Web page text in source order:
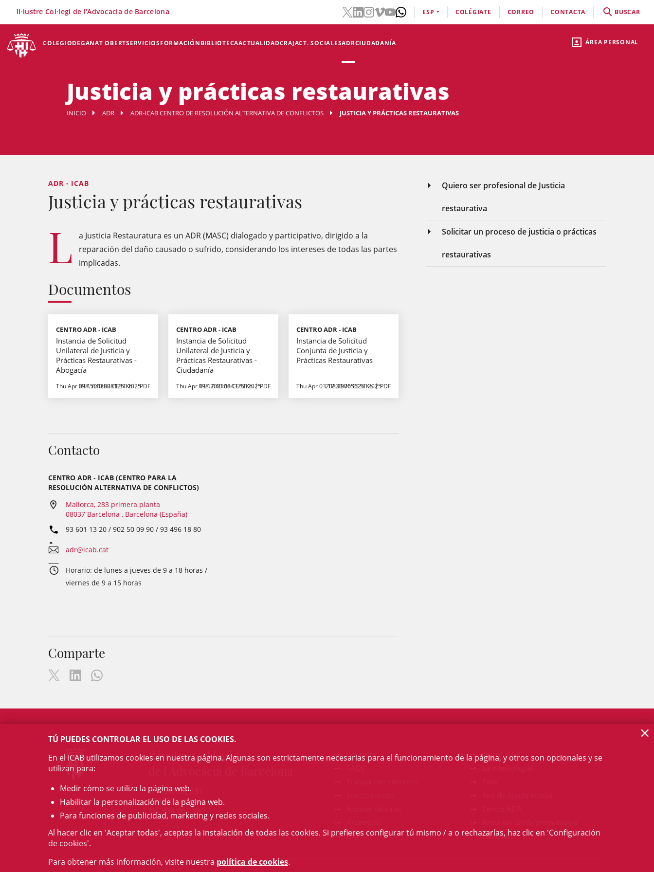
ÁREA PERSONAL
COLEGIODEGANAT OBERTSERVICIOSFORMACIÓNBIBLIOTECAACTUALIDADCRAJACT. SOCIALESADRCIUDADANÍA
Il·lustre Col·legi de l'Advocacia de Barcelona ESP COLÉGIATE CORREO CONTACTA BUSCAR
Justicia y prácticas restaurativas
INICIO ADR ADR-ICAB CENTRO DE RESOLUCIÓN ALTERNATIVA DE CONFLICTOS JUSTICIA Y PRÁCTICAS RESTAURATIVAS
Quiero ser profesional de Justicia
restaurativa
Solicitar un proceso de justicia o prácticas
restaurativas
ADR - ICAB
Justicia y prácticas restaurativas
L
a Justicia Restauratura es un ADR (MASC) dialogado y participativo, dirigido a la
reparación del daño causado o sufrido, considerando los intereses de todas las partes
implicadas.
Documentos
CENTRO ADR - ICAB
Instancia de Solicitud
Unilateral de Justicia y
Prácticas Restaurativas -
Abogacía
Thu Apr 03 17:40:00 CEST 2025
198.5048828125 Kb PDF
CENTRO ADR - ICAB
Instancia de Solicitud
Unilateral de Justicia y
Prácticas Restaurativas -
Ciudadanía
Thu Apr 03 17:40:00 CEST 2025
198.2021484375 Kb PDF
CENTRO ADR - ICAB
Instancia de Solicitud
Conjunta de Justicia y
Prácticas Restaurativas
Thu Apr 03 17:30:00 CEST 2025
208.09765625 Kb PDF
Contacto
CENTRO ADR - ICAB (CENTRO PARA LA
RESOLUCIÓN ALTERNATIVA DE CONFLICTOS)
Mallorca, 283 primera planta
08037 Barcelona , Barcelona (España)
93 601 13 20 / 902 50 09 90 / 93 496 18 80
adr@icab.cat
Horario: de lunes a jueves de 9 a 18 horas /
viernes de 9 a 15 horas
Comparte
Il·lustre Col·legi
c/ Mallorca, 283
08037 Barcelona
Tel. 934 961 880
Contacto
GAJ
Talent ICAB
catalana
TÚ PUEDES CONTROLAR EL USO DE LAS COOKIES.
En el ICAB utilizamos cookies en nuestra página. Algunas son estrictamente necesarias para el funcionamiento de la página, y otros son opcionales y se
utilizan para:
Medir cómo se utiliza la página web.
Habilitar la personalización de la página web.
Para funciones de publicidad, marketing y redes sociales.
Al hacer clic en 'Aceptar todas', aceptas la instalación de todas las cookies. Si prefieres configurar tú mismo / a o rechazarlas, haz clic en 'Configuración
de cookies'.
Para obtener más información, visite nuestra política de cookies.
×